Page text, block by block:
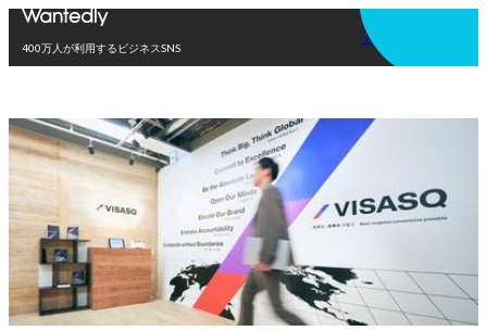
400万人が利用するビジネスSNS
アプリを使う